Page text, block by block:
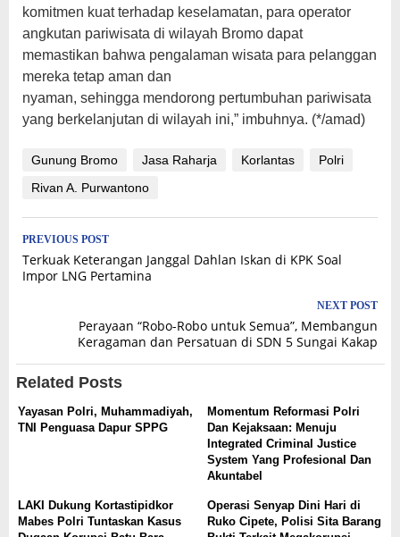
komitmen kuat terhadap keselamatan, para operator
angkutan pariwisata di wilayah Bromo dapat
memastikan bahwa pengalaman wisata para pelanggan
mereka tetap aman dan
nyaman, sehingga mendorong pertumbuhan pariwisata
yang berkelanjutan di wilayah ini,” imbuhnya. (*/amad)
Gunung Bromo Jasa Raharja Korlantas
Polri
Rivan A. Purwantono
Post
navigation
PREVIOUS POST
Terkuak Keterangan Janggal Dahlan Iskan di KPK Soal
Impor LNG Pertamina
NEXT POST
Perayaan “Robo-Robo untuk Semua”, Membangun
Keragaman dan Persatuan di SDN 5 Sungai Kakap
Related Posts
Yayasan Polri, Muhammadiyah,
TNI Penguasa Dapur SPPG
Momentum Reformasi Polri
Dan Kejaksaan: Menuju
Integrated Criminal Justice
System Yang Profesional Dan
Akuntabel
LAKI Dukung Kortastipidkor
Mabes Polri Tuntaskan Kasus
Operasi Senyap Dini Hari di
Ruko Cipete, Polisi Sita Barang